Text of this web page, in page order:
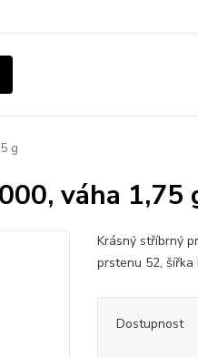
g
váha 1,75
Krásný stříbrný
prstenu 52, šířka
Dostupnost